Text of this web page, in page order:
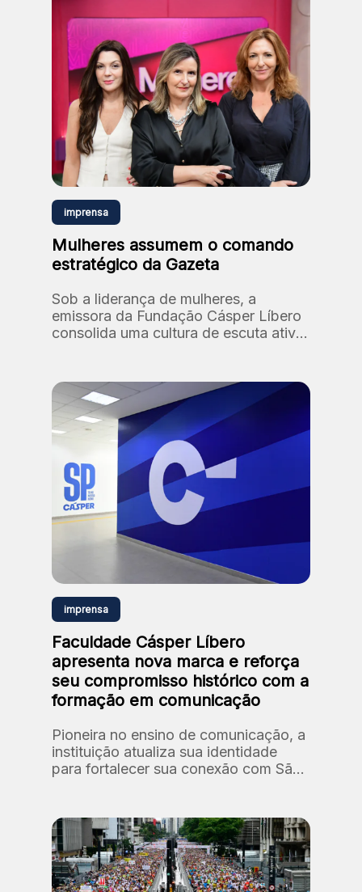
imprensa
Mulheres assumem o comando
estratégico da Gazeta
Sob a liderança de mulheres, a
emissora da Fundação Cásper Líbero
consolida uma cultura de escuta ativa
relevância social
imprensa
Faculdade Cásper Líbero
apresenta nova marca e reforça
seu compromisso histórico com a
formação em comunicação
Pioneira no ensino de comunicação, a
instituição atualiza sua identidade
para fortalecer sua conexão com São